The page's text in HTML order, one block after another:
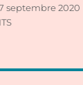
septembre 2020